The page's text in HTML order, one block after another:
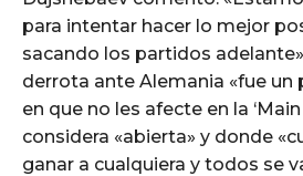
para intentar hacer lo mejor
sacando los partidos
derrota ante Alemania «fue un
en que no les afecte en la ‘Main
considera «abierta» y donde
ganar a cualquiera y todos se